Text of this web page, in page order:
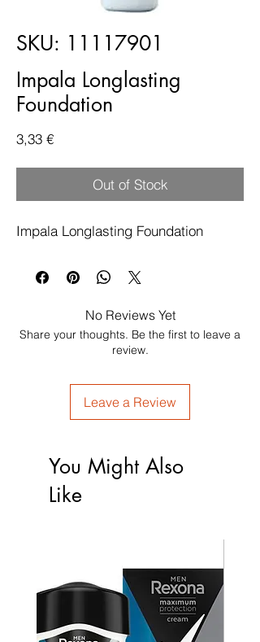
SKU: 11117901
Impala Longlasting
Foundation
3,33 €Price
Out of Stock
Impala Longlasting Foundation
No Reviews Yet
Share your thoughts. Be the first to leave a
review.
Leave a Review
You Might Also
Like